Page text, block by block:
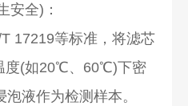
安全)：
17219等标准，将滤芯
度(如20℃、60℃)下密
液作为检测样本。